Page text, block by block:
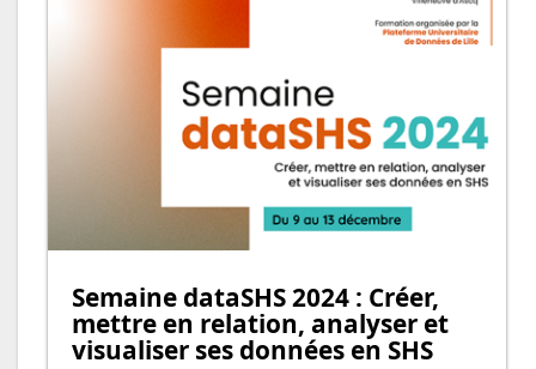
Semaine dataSHS 2024 : Créer,
mettre en relation, analyser et
visualiser ses données en SHS